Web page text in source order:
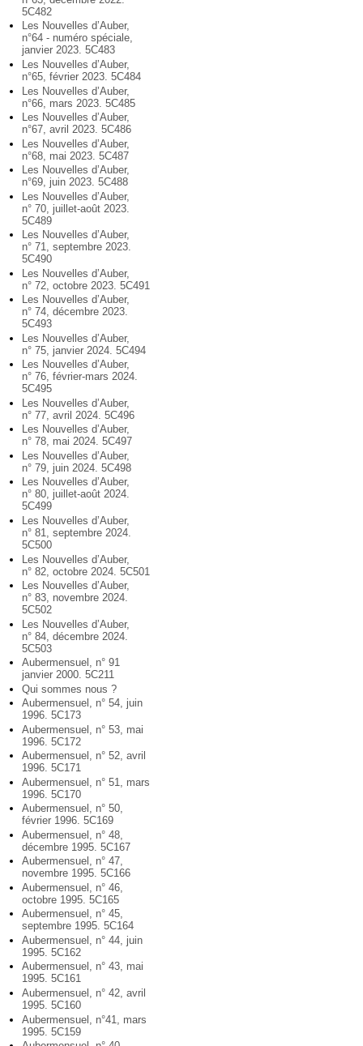
5C482
Les Nouvelles d’Auber,
n°64 - numéro spéciale,
janvier 2023. 5C483
Les Nouvelles d’Auber,
n°65, février 2023. 5C484
Les Nouvelles d’Auber,
n°66, mars 2023. 5C485
Les Nouvelles d’Auber,
n°67, avril 2023. 5C486
Les Nouvelles d’Auber,
n°68, mai 2023. 5C487
Les Nouvelles d’Auber,
n°69, juin 2023. 5C488
Les Nouvelles d’Auber,
n° 70, juillet-août 2023.
5C489
Les Nouvelles d’Auber,
n° 71, septembre 2023.
5C490
Les Nouvelles d’Auber,
n° 72, octobre 2023. 5C491
Les Nouvelles d’Auber,
n° 74, décembre 2023.
5C493
Les Nouvelles d’Auber,
n° 75, janvier 2024. 5C494
Les Nouvelles d’Auber,
n° 76, février-mars 2024.
5C495
Les Nouvelles d’Auber,
n° 77, avril 2024. 5C496
Les Nouvelles d’Auber,
n° 78, mai 2024. 5C497
Les Nouvelles d’Auber,
n° 79, juin 2024. 5C498
Les Nouvelles d’Auber,
n° 80, juillet-août 2024.
5C499
Les Nouvelles d’Auber,
n° 81, septembre 2024.
5C500
Les Nouvelles d’Auber,
n° 82, octobre 2024. 5C501
Les Nouvelles d’Auber,
n° 83, novembre 2024.
5C502
Les Nouvelles d’Auber,
n° 84, décembre 2024.
5C503
Aubermensuel, n° 91
janvier 2000. 5C211
Qui sommes nous ?
Aubermensuel, n° 54, juin
1996. 5C173
Aubermensuel, n° 53, mai
1996. 5C172
Aubermensuel, n° 52, avril
1996. 5C171
Aubermensuel, n° 51, mars
1996. 5C170
Aubermensuel, n° 50,
février 1996. 5C169
Aubermensuel, n° 48,
décembre 1995. 5C167
Aubermensuel, n° 47,
novembre 1995. 5C166
Aubermensuel, n° 46,
octobre 1995. 5C165
Aubermensuel, n° 45,
septembre 1995. 5C164
Aubermensuel, n° 44, juin
1995. 5C162
Aubermensuel, n° 43, mai
1995. 5C161
Aubermensuel, n° 42, avril
1995. 5C160
Aubermensuel, n°41, mars
1995. 5C159